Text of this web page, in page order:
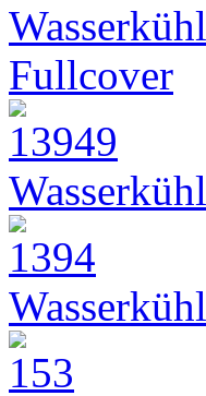
Fullcover